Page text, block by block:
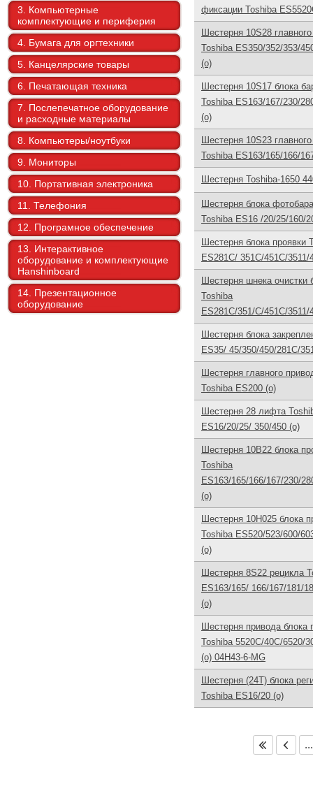
3. Компьютерные
комплектующие и периферия
4. Бумага для оргтехники
5. Канцелярские товары
6. Печатающая техника
7. Послепечатное оборудование
и расходные материалы
8. Компьютеры/ноутбуки
9. Мониторы
10. Портативная электроника
11. Телефония
12. Програмное обеспечение
13. Интерактивное
оборудование и комплектующие
Hanshinboard
14. Презентационное
оборудование
фиксации Toshiba
Шестерня 10S28
Toshiba ES350/352/353/
(o)
Шестерня 10S17 блока
Toshiba ES163/167/230/
(o)
Шестерня 10S23
Toshiba ES163/165/166/
Шестерня Toshiba-1650
Шестерня блока
Toshiba ES16 /20/25/160/
Шестерня блока проявки
ES281C/ 351C/451C/3511/
Шестерня шнека очистки
Toshiba
ES281C/351/C/451C/3511/
Шестерня блока
ES35/ 45/350/450/281C/
Шестерня главного
Toshiba ES200 (o)
Шестерня 28 лифта
ES16/20/25/ 350/450 (o)
Шестерня 10B22 блока
Toshiba
ES163/165/166/167/230/
(o)
Шестерня 10H025 блока
Toshiba ES520/523/600/
(o)
Шестерня 8S22 рецикла
ES163/165/ 166/167/181/
(o)
Шестерня привода блока
Toshiba 5520C/40C/6520/
(o) 04H43-6-MG
Шестерня (24T) блока
Toshiba ES16/20 (o)
...